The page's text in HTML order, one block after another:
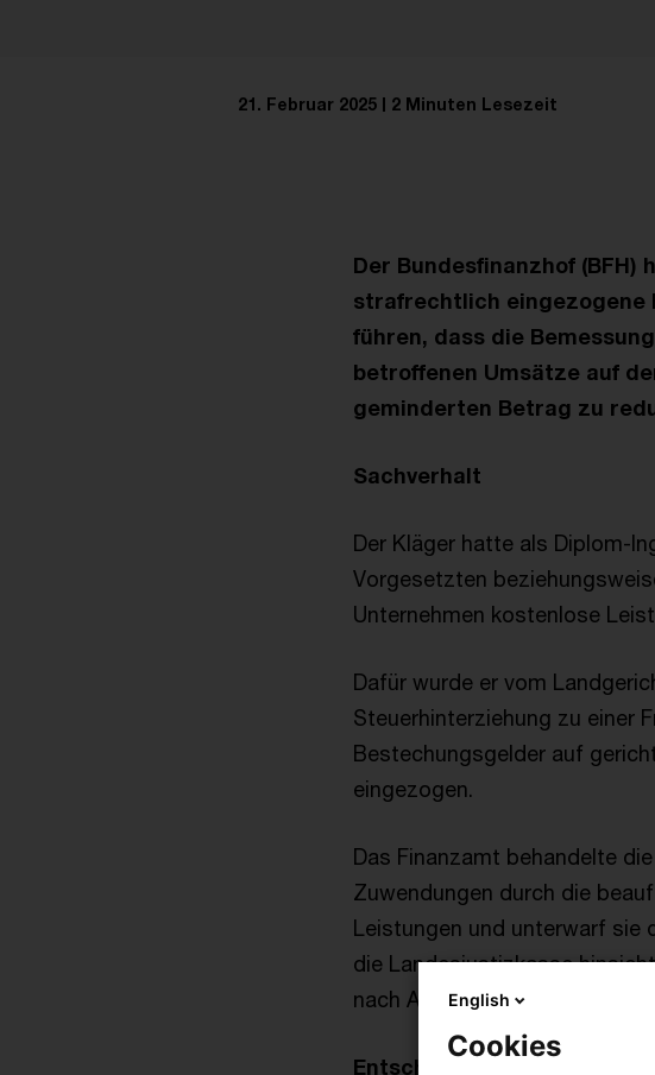
21. Februar 2025 2 Minuten Lesezeit
Der Bundesfinanzhof
strafrechtlich
führen, dass die
betroffenen Umsätze auf
geminderten Betrag zu
Sachverhalt
Der Kläger hatte als Diplom-
Vorgesetzten
Unternehmen kostenlose
Dafür wurde er vom
Steuerhinterziehung zu einer
Bestechungsgelder auf
eingezogen.
Das Finanzamt behandelte
Zuwendungen durch die
Leistungen und unterwarf sie
die Landesjustizkasse
nach Ansicht des
Entscheidung des BFH
English
Cookies